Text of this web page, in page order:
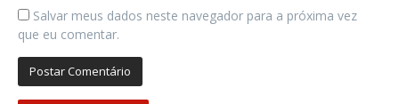
Salvar meus dados neste navegador para a próxima vez
que eu comentar.